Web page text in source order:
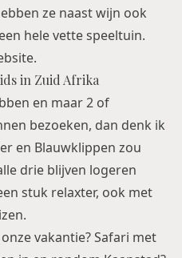
ze naast wijn ook
hele vette speeltuin.
.
in Zuid Afrika
en maar 2 of
bezoeken, dan denk ik
en Blauwklippen zou
drie blijven logeren
stuk relaxter, ook met
vakantie? Safari met